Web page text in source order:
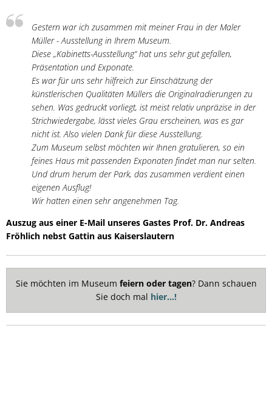
Schlosspark
Gestern war ich zusammen mit meiner Frau in der Maler
Müller - Ausstellung in Ihrem Museum.
Diese „Kabinetts-Ausstellung“ hat uns sehr gut gefallen,
Präsentation und Exponate.
Es war für uns sehr hilfreich zur Einschätzung der
künstlerischen Qualitäten Müllers die Originalradierungen zu
sehen. Was gedruckt vorliegt, ist meist relativ unpräzise in der
Strichwiedergabe, lässt vieles Grau erscheinen, was es gar
nicht ist. Also vielen Dank für diese Ausstellung.
Zum Museum selbst möchten wir Ihnen gratulieren, so ein
feines Haus mit passenden Exponaten findet man nur selten.
Und drum herum der Park, das zusammen verdient einen
eigenen Ausflug!
Wir hatten einen sehr angenehmen Tag.
Auszug aus einer E-Mail unseres Gastes Prof. Dr. Andreas
Fröhlich nebst Gattin aus Kaiserslautern
Sie möchten im Museum feiern oder tagen? Dann schauen
Sie doch mal hier...!